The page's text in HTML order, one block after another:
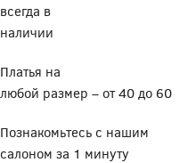
всегда в
наличии
Платья на
любой размер – от 40 до 60
Познакомьтесь с нашим
салоном за 1 минуту